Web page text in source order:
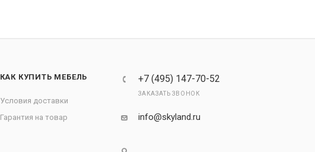
КАК КУПИТЬ МЕБЕЛЬ
Условия доставки
Гарантия на товар
+7 (495) 147-70-52
ЗАКАЗАТЬ ЗВОНОК
info@skyland.ru